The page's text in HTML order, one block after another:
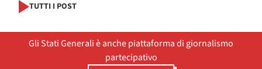
TUTTI I POST
Gli Stati Generali è anche piattaforma di giornalismo
partecipativo